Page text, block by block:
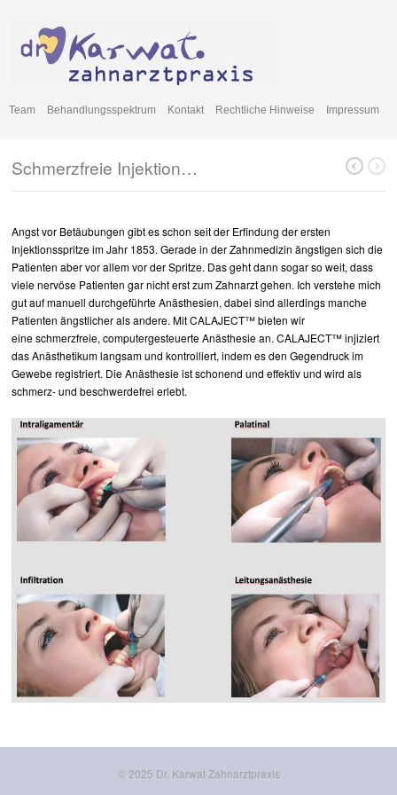
Team Behandlungsspektrum Kontakt Rechtliche Hinweise Impressum
Schmerzfreie Injektion…
Angst vor Betäubungen gibt es schon seit der Erfindung der ersten
Injektionsspritze im Jahr 1853. Gerade in der Zahnmedizin ängstigen sich die
Patienten aber vor allem vor der Spritze. Das geht dann sogar so weit, dass
viele nervöse Patienten gar nicht erst zum Zahnarzt gehen. Ich verstehe mich
gut auf manuell durchgeführte Anästhesien, dabei sind allerdings manche
Patienten ängstlicher als andere. Mit CALAJECT™ bieten wir
eine schmerzfreie, computergesteuerte Anästhesie an. CALAJECT™ injiziert
das Anästhetikum langsam und kontrolliert, indem es den Gegendruck im
Gewebe registriert. Die Anästhesie ist schonend und effektiv und wird als
schmerz- und beschwerdefrei erlebt.
© 2025 Dr. Karwat Zahnarztpraxis